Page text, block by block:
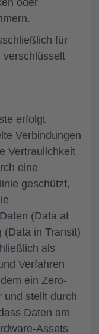
oder
für
verschlüsselt
erfolgt
Verbindungen
Vertraulichkeit
eine
geschützt,
(Data at
(Data in Transit)
als
Verfahren
ein Zero-
und stellt durch
Daten am
Assets